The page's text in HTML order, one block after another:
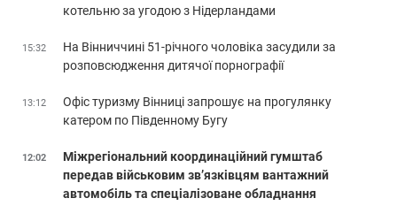
котельню за угодою з Нідерландами
15:32
На Вінниччині 51-річного чоловіка засудили за
розповсюдження дитячої порнографії
13:12
Офіс туризму Вінниці запрошує на прогулянку
катером по Південному Бугу
12:02
Міжрегіональний координаційний гумштаб
передав військовим зв’язківцям вантажний
автомобіль та спеціалізоване обладнання